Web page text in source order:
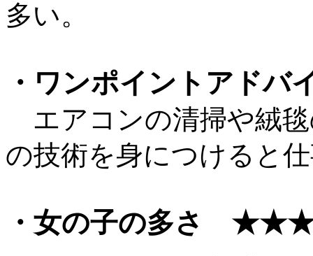
多い。
・ワンポイントアドバ
エアコンの清掃や絨
の技術を身につけると
・女の子の多さ